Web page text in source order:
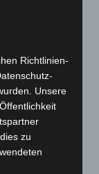
mit 3,17
gezogen
Richtlinien-
Unsere
zu